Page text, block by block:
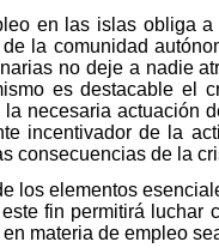
en las islas obliga
la comunidad
no deje a nadie
es destacable el
necesaria actuación
incentivador de la
consecuencias de la
los elementos
fin permitirá
materia de empleo